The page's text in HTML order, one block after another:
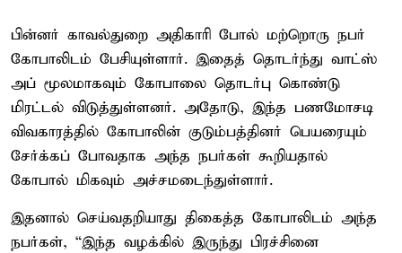
பின்னர் காவல்துறை அதிகாரி போல் மற்றொரு நபர்
கோபாலிடம் பேசியுள்ளார். இதைத் தொடர்ந்து வாட்ஸ்
அப் மூலமாகவும் கோபாலை தொடர்பு கொண்டு
மிரட்டல் விடுத்துள்ளனர். அதோடு, இந்த பணமோசடி
விவகாரத்தில் கோபாலின் குடும்பத்தினர் பெயரையும்
சேர்க்கப் போவதாக அந்த நபர்கள் கூறியதால்
கோபால் மிகவும் அச்சமடைந்துள்ளார்.
இதனால் செய்வதறியாது திகைத்த கோபாலிடம் அந்த
நபர்கள், “இந்த வழக்கில் இருந்து பிரச்சினை